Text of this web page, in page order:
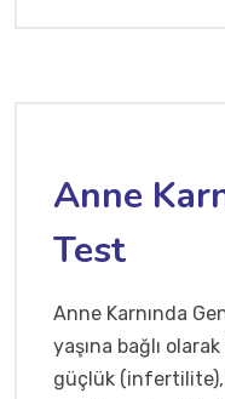
Anne
Test
Anne Karnında
yaşına bağlı
güçlük (infertilite),